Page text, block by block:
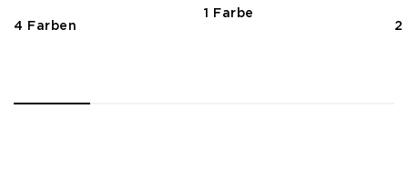
4 Farben
1 Farbe
2